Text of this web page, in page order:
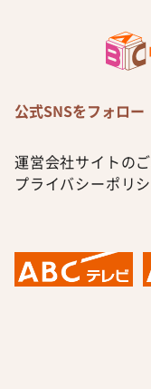
公式SNSをフォロー
運営会社サイトの
プライバシーポリ